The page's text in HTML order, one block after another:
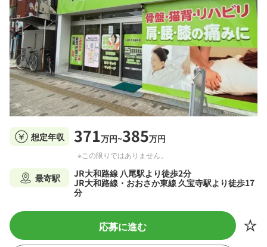
想定年収 371万円~385万円
※この限りではありません。
最寄駅
JR大和路線 八尾駅より徒歩2分
JR大和路線・おおさか東線 久宝寺駅より徒歩17
分
応募に進む